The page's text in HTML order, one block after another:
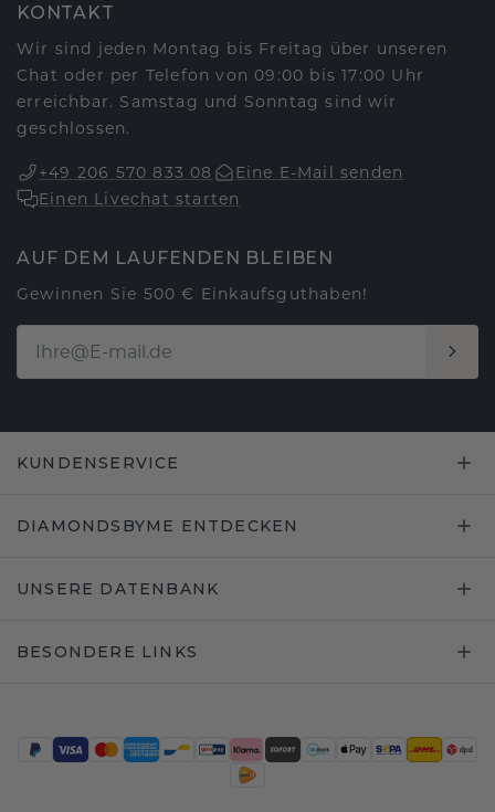
KONTAKT
Wir sind jeden Montag bis Freitag über unseren
Chat oder per Telefon von 09:00 bis 17:00 Uhr
erreichbar. Samstag und Sonntag sind wir
geschlossen.
+49 206 570 833 08
Eine E-Mail senden
Einen Livechat starten
AUF DEM LAUFENDEN BLEIBEN
Gewinnen Sie 500 € Einkaufsguthaben!
KUNDENSERVICE
DIAMONDSBYME ENTDECKEN
UNSERE DATENBANK
BESONDERE LINKS